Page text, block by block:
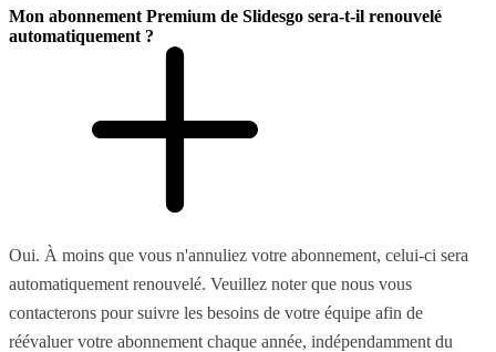
Mon abonnement Premium de Slidesgo sera-t-il renouvelé
automatiquement ?
Oui. À moins que vous n'annuliez votre abonnement, celui-ci sera
automatiquement renouvelé. Veuillez noter que nous vous
contacterons pour suivre les besoins de votre équipe afin de
réévaluer votre abonnement chaque année, indépendamment du